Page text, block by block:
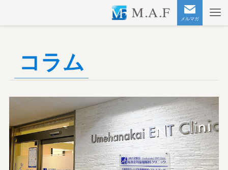
メルマガ
コラム